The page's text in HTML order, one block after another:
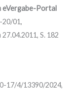
eVergabe-Portal
20/01,
S. 182
17/4/13390/2024,